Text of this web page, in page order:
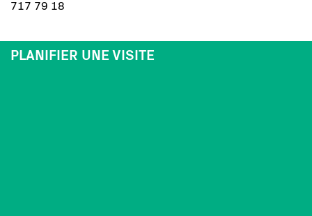
717 79 18
PLANIFIER UNE VISITE